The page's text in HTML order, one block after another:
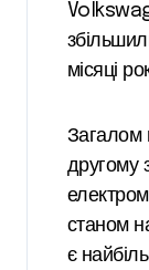
місяці
Загалом
другому
станом
є